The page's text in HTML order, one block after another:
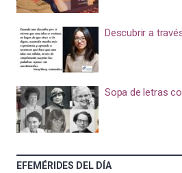
Descubrir a
Sopa de letras
EFEMÉRIDES DEL DÍA